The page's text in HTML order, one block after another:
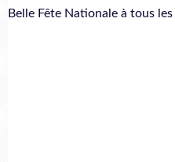
Belle Fête Nationale à tous